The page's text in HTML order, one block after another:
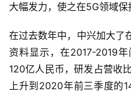
大幅发力，使之在5G领域保
在过去数年中，中兴加大了
资料显示，在2017-2019
120亿人民币，研发占营收
上升到2020年前三季度的